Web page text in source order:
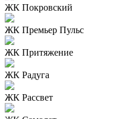
ЖК Покровский
ЖК Премьер Пульс
ЖК Притяжение
ЖК Радуга
ЖК Рассвет